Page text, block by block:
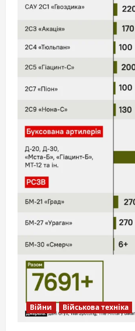
Війни Військова техніка